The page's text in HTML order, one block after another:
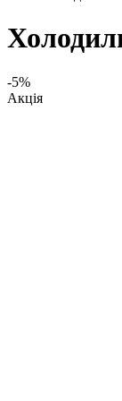
-5%
Акція